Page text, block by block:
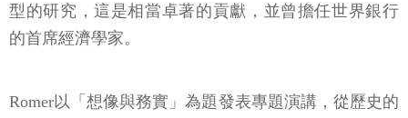
型的研究，這是相當卓著的貢獻，並曾擔任世界銀行
的首席經濟學家。
Romer以「想像與務實」為題發表專題演講，從歷史的